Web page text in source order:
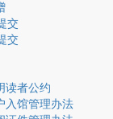
交
交
读者公约
入馆管理办法